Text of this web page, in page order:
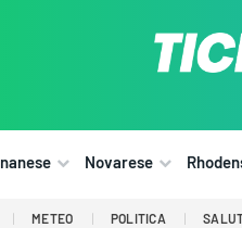
Novarese
METEO POLITICA